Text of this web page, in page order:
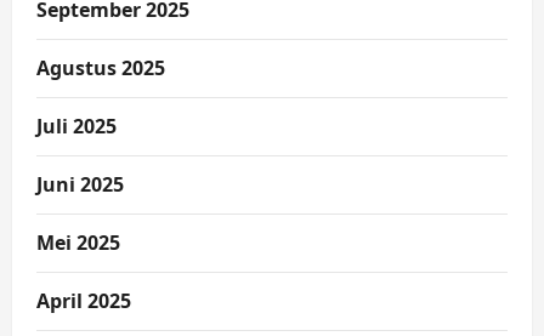
September 2025
Agustus 2025
Juli 2025
Juni 2025
Mei 2025
April 2025